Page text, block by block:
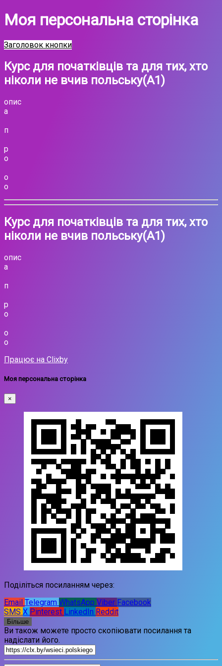
Моя персональна сторінка
Заголовок кнопки
Курс для початківців та для тих, хто
ніколи не вчив польську(А1)
опис
а
п
р
о
о
о
Курс для початківців та для тих, хто
ніколи не вчив польську(А1)
опис
а
п
р
о
о
о
Працює на Clixby
Моя персональна сторінка
×
Поділіться посиланням через:
Email Telegram WhatsApp Viber Facebook
SMS X Pinterest LinkedIn Reddit
Більше
Ви також можете просто скопіювати посилання та
надіслати його.